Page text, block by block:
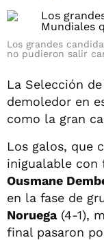
Los grandes
no pudieron salir
La Selección de
demoledor en
como la gran
Los galos, que
inigualable con
Ousmane
en la fase de
Noruega(4-1),
final pasaron